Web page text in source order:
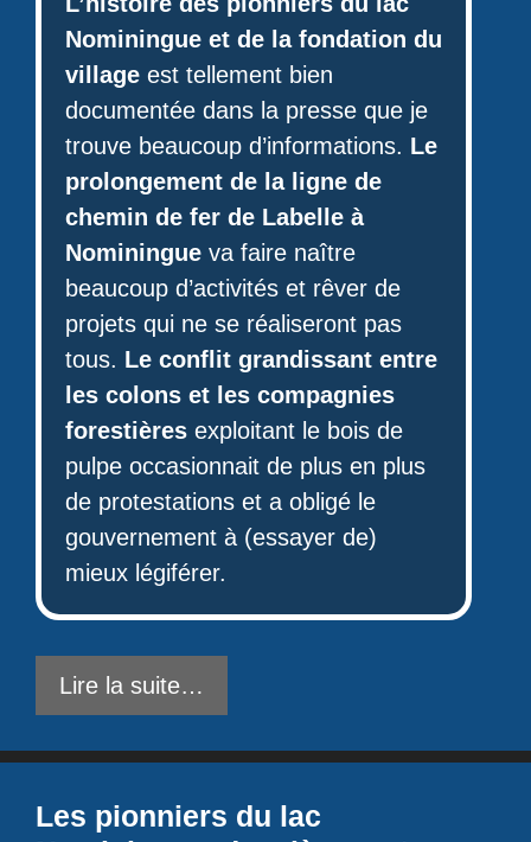
Nominingue et de la fondation du
village est tellement bien
documentée dans la presse que je
trouve beaucoup d’informations. Le
prolongement de la ligne de
chemin de fer de Labelle à
Nominingue va faire naître
beaucoup d’activités et rêver de
projets qui ne se réaliseront pas
tous. Le conflit grandissant entre
les colons et les compagnies
forestières exploitant le bois de
pulpe occasionnait de plus en plus
de protestations et a obligé le
gouvernement à (essayer de)
mieux légiférer.
Lire la suite…
Les pionniers du lac